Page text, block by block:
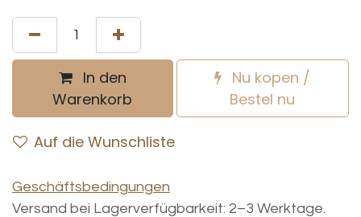
In den
Warenkorb
Nu kopen /
Bestel nu
Auf die Wunschliste
Geschäftsbedingungen
Versand bei Lagerverfügbarkeit: 2–3 Werktage.